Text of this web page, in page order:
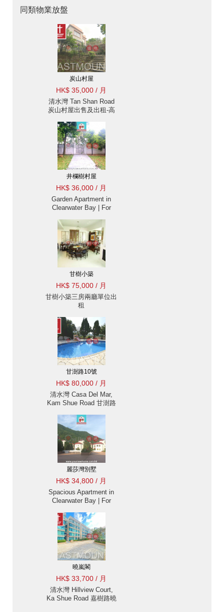
同類物業放盤
炭山村屋
HK$ 35,000 / 月
清水灣 Tan Shan Road
炭山村屋出售及出租-高
Eastmount Property 東
豪地產 ID:428炭山村屋
出售單位
井欄樹村屋
HK$ 36,000 / 月
Garden Apartment in
Clearwater Bay | For
甘樹小築
HK$ 75,000 / 月
甘樹小築三房兩廳單位出
租
甘澍路10號
HK$ 80,000 / 月
清水灣 Casa Del Mar,
Kam Shue Road 甘澍路
方便 出租單位
麗莎灣別墅
HK$ 34,800 / 月
Spacious Apartment in
Clearwater Bay | For
曉嵐閣
HK$ 33,700 / 月
清水灣 Hillview Court,
Ka Shue Road 嘉樹路曉